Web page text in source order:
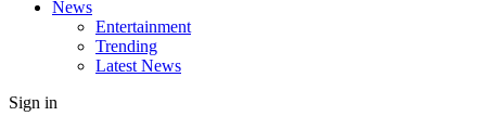
News
Entertainment
Trending
Latest News
Sign in